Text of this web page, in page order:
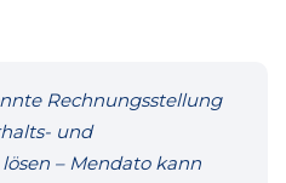
Rechnungsstellung
und
– Mendato kann